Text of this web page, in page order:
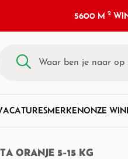
5600 M2
MERKENONZE
ORANJE 5-15 KG